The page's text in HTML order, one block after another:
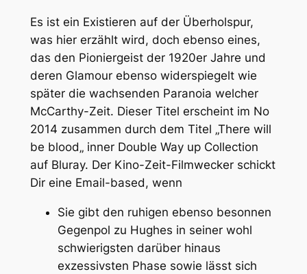
Es ist ein Existieren auf der Überholspur,
was hier erzählt wird, doch ebenso eines,
das den Pioniergeist der 1920er Jahre und
deren Glamour ebenso widerspiegelt wie
später die wachsenden Paranoia welcher
McCarthy-Zeit. Dieser Titel erscheint im No
2014 zusammen durch dem Titel „There will
be blood„ inner Double Way up Collection
auf Bluray. Der Kino-Zeit-Filmwecker schickt
Dir eine Email-based, wenn
Sie gibt den ruhigen ebenso besonnen
Gegenpol zu Hughes in seiner wohl
schwierigsten darüber hinaus
exzessivsten Phase sowie lässt sich